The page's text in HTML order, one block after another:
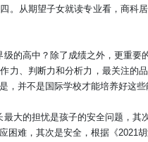
。从期望子女就读专业看，商科
级的高中？除了成绩之外，更重
力、判断力和分析力，最关注的
，并不是国际学校才能培养好这
大的担忧是孩子的安全问题，
困难，其次是安全，根据《2021